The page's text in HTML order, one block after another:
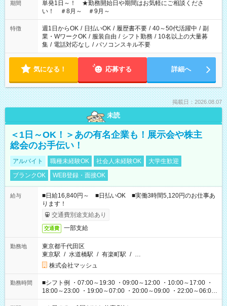
期間
単発1日～！ ★勤務開始日や期間はお気軽にご相談くださ
い！ ＃8月～ ＃9月～
特徴 週1日からOK / 日払いOK / 履歴書不要 / 40～50代活躍中 / 副
業・WワークOK / 服装自由 / シフト勤務 / 10名以上の大量募
集 / 電話対応なし / パソコンスキル不要
気になる！ 応募する 詳細へ
掲載日：2026.08.07
未読
＜1日～OK！＞あの有名企業も！展示会や株主
総会のお手伝い！
アルバイト 職種未経験OK 社会人未経験OK
大学生歓迎
ブランクOK
WEB登録・面接OK
給与
■日給16,840円～ ■日払いOK ■実働3時間5,120円のお仕事あ
ります！
交通費別途支給あり
交通費 一部支給
勤務地
東京都千代田区
東京駅 / 水道橋駅 / 有楽町駅 / …
株式会社マッシュ
勤務時間
■シフト例 ・07:00～19:30 ・09:00～12:00 ・10:00～17:00 ・
18:00～23:00 ・19:00～07:00 ・20:00～09:00 ・22:00～06:00
etc ★最短で3時間で5,120円のお仕事から 15時間で2万円近く稼